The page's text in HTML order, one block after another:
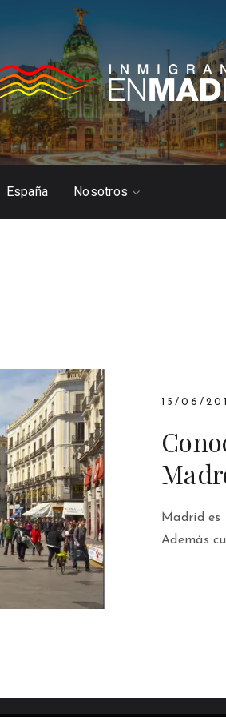
España Nosotros
15/06/
Madrid es
Además